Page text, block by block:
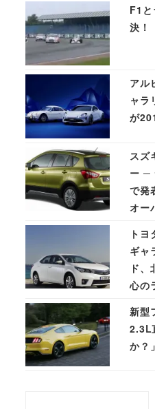
F1と
決！
アル
ャラ
が
スズ
ー ─
で発
オー
ト
ギャ
ド
心の
新型
2.3L
か？」